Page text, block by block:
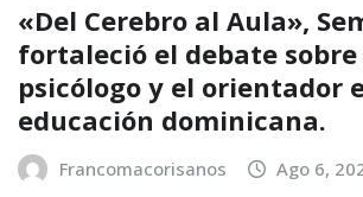
«Del Cerebro al Aula»,
fortaleció el debate
psicólogo y el orientador
educación dominicana.
Francomacorisanos Ago 6,